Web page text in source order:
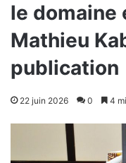
le domaine
Mathieu
publication
22 juin 2026 0 4